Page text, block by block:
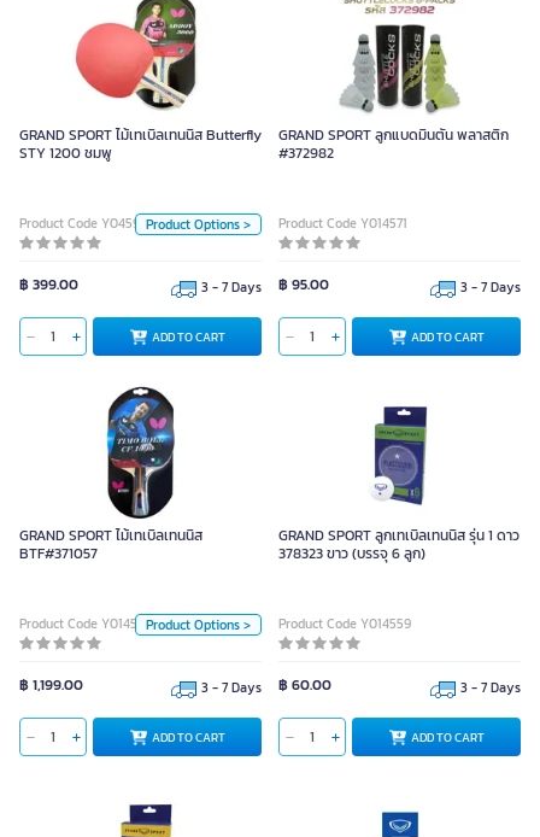
GRAND SPORT ไม้เทเบิลเทนนิส Butterfly
STY 1200 ชมพู
Product Code Y045997Product Options >
฿ 399.00 3 - 7 Days
ADD TO CART
GRAND SPORT ไม้เทเบิลเทนนิส
Butterfly STY 1200 ชมพู
Piece
Piece
ADD TO CART
GRAND SPORT ลูกแบดมินตัน พลาสติก
#372982
Product Code Y014571
฿ 95.00 3 - 7 Days
ADD TO CART
GRAND SPORT ไม้เทเบิลเทนนิส
BTF#371057
Product Code Y014553Product Options >
฿ 1,199.00 3 - 7 Days
ADD TO CART
GRAND SPORT ไม้เทเบิลเทนนิส
Piece
Piece
Body Material
Wooden
ADD TO CART
GRAND SPORT ลูกเทเบิลเทนนิส รุ่น 1 ดาว
378323 ขาว (บรรจุ 6 ลูก)
Product Code Y014559
฿ 60.00 3 - 7 Days
ADD TO CART